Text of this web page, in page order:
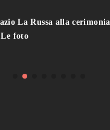
La Russa alla
foto